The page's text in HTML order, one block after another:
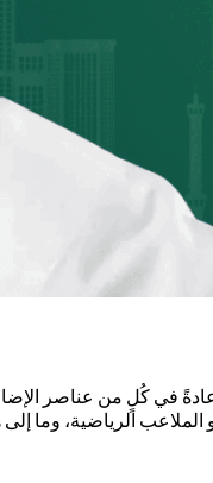
كُلٍ من عناصر الإضاءة
الرياضية، وما